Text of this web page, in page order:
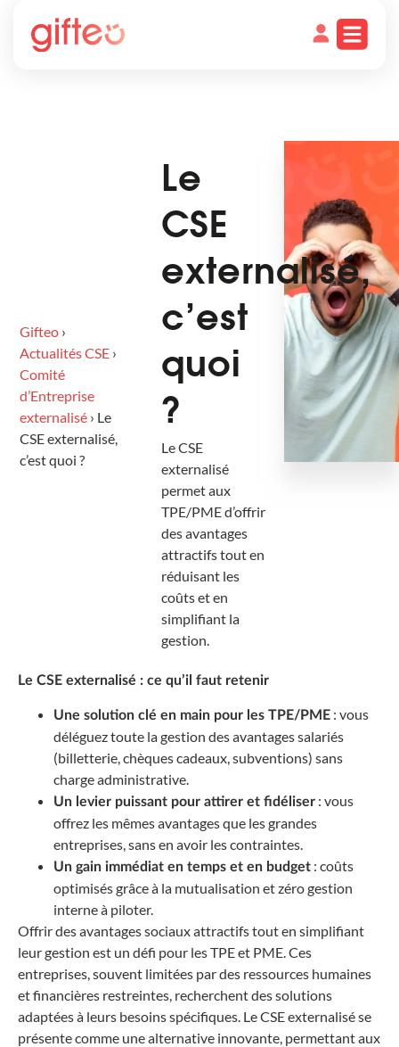
Gifteo ›
Actualités CSE ›
Comité
d’Entreprise
externalisé › Le
CSE externalisé,
c’est quoi ?
Le
CSE
externalisé,
c’est
quoi
?
Le CSE
externalisé
permet aux
TPE/PME d’offrir
des avantages
attractifs tout en
réduisant les
coûts et en
simplifiant la
gestion.
Le CSE externalisé : ce qu’il faut retenir
Une solution clé en main pour les TPE/PME : vous
déléguez toute la gestion des avantages salariés
(billetterie, chèques cadeaux, subventions) sans
charge administrative.
Un levier puissant pour attirer et fidéliser : vous
offrez les mêmes avantages que les grandes
entreprises, sans en avoir les contraintes.
Un gain immédiat en temps et en budget : coûts
optimisés grâce à la mutualisation et zéro gestion
interne à piloter.
Offrir des avantages sociaux attractifs tout en simplifiant
leur gestion est un défi pour les TPE et PME. Ces
entreprises, souvent limitées par des ressources humaines
et financières restreintes, recherchent des solutions
adaptées à leurs besoins spécifiques. Le CSE externalisé se
présente comme une alternative innovante, permettant aux